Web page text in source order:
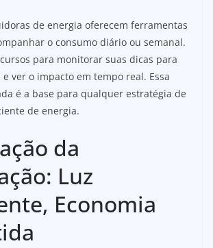
de energia oferecem ferramentas
o consumo diário ou semanal.
para monitorar suas dicas para
ver o impacto em tempo real. Essa
é a base para qualquer estratégia de
de energia.
da
Luz
Economia